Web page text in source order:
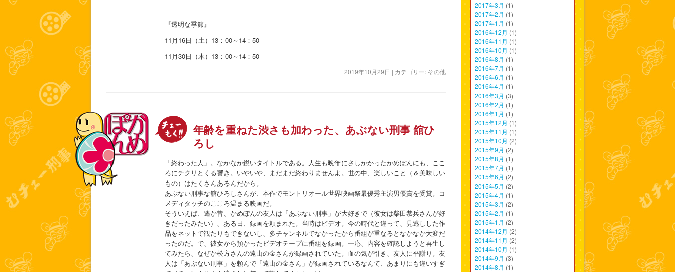
『透明な季節』
11月16日（土）13：00～14：50
11月30日（木）13：00～14：50
2019年10月29日 | カテゴリー: その他
年齢を重ねた渋さも加わった、あぶない刑事 舘ひ
ろし
「終わった人」。なかなか鋭いタイトルである。人生も晩年にさしかかったかめぽんにも、ここ
ろにチクリとくる響き。いやいや、まだまだ終わりませんよ。世の中、楽しいこと（＆美味しい
もの）はたくさんあるんだから。
あぶない刑事な舘ひろしさんが、本作でモントリオール世界映画祭最優秀主演男優賞を受賞。コ
メディタッチのこころ温まる映画だ。
そういえば、遙か昔、かめぽんの友人は「あぶない刑事」が大好きで（彼女は柴田恭兵さんが好
きだったみたい）、ある日、録画を頼まれた。当時はビデオ。今の時代と違って、見逃しした作
品をネットで観たりもできないし、多チャンネルでなかったから番組が重なるとなかなか大変だ
ったのだ。で、彼女から預かったビデオテープに番組を録画。一応、内容を確認しようと再生し
てみたら、なぜか松方さんの遠山の金さんが録画されていた。血の気が引き、友人に平謝り。友
人は「あぶない刑事」を頼んで「遠山の金さん」が録画されているなんて、あまりにも違いすぎ
2017年3月 (1)
2017年2月 (1)
2017年1月 (1)
2016年12月 (1)
2016年11月 (1)
2016年10月 (1)
2016年8月 (1)
2016年7月 (1)
2016年6月 (1)
2016年4月 (1)
2016年3月 (3)
2016年2月 (1)
2016年1月 (1)
2015年12月 (1)
2015年11月 (1)
2015年10月 (2)
2015年9月 (2)
2015年8月 (1)
2015年7月 (1)
2015年6月 (2)
2015年5月 (2)
2015年4月 (1)
2015年3月 (2)
2015年2月 (1)
2015年1月 (2)
2014年12月 (2)
2014年11月 (2)
2014年10月 (1)
2014年9月 (3)
2014年8月 (1)